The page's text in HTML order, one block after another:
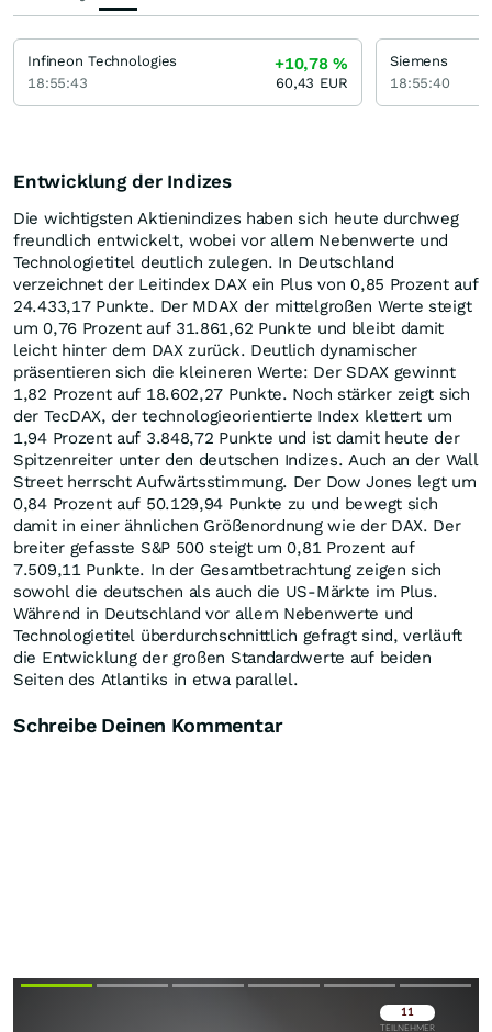
Entwicklung der Indizes
Die wichtigsten Aktienindizes haben sich heute durchweg
freundlich entwickelt, wobei vor allem Nebenwerte und
Technologietitel deutlich zulegen. In Deutschland
verzeichnet der Leitindex DAX ein Plus von 0,85 Prozent auf
24.433,17 Punkte. Der MDAX der mittelgroßen Werte steigt
um 0,76 Prozent auf 31.861,62 Punkte und bleibt damit
leicht hinter dem DAX zurück. Deutlich dynamischer
präsentieren sich die kleineren Werte: Der SDAX gewinnt
1,82 Prozent auf 18.602,27 Punkte. Noch stärker zeigt sich
der TecDAX, der technologieorientierte Index klettert um
1,94 Prozent auf 3.848,72 Punkte und ist damit heute der
Spitzenreiter unter den deutschen Indizes. Auch an der Wall
Street herrscht Aufwärtsstimmung. Der Dow Jones legt um
0,84 Prozent auf 50.129,94 Punkte zu und bewegt sich
damit in einer ähnlichen Größenordnung wie der DAX. Der
breiter gefasste S&P 500 steigt um 0,81 Prozent auf
7.509,11 Punkte. In der Gesamtbetrachtung zeigen sich
sowohl die deutschen als auch die US-Märkte im Plus.
Während in Deutschland vor allem Nebenwerte und
Technologietitel überdurchschnittlich gefragt sind, verläuft
die Entwicklung der großen Standardwerte auf beiden
Seiten des Atlantiks in etwa parallel.
Schreibe Deinen Kommentar
Infineon Technologies
18:55:43
+10,78%
60,43 EUR
Siemens
18:55:40